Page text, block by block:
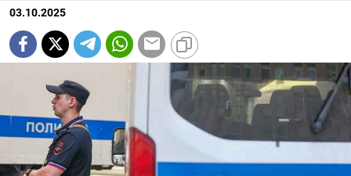
03.10.2025